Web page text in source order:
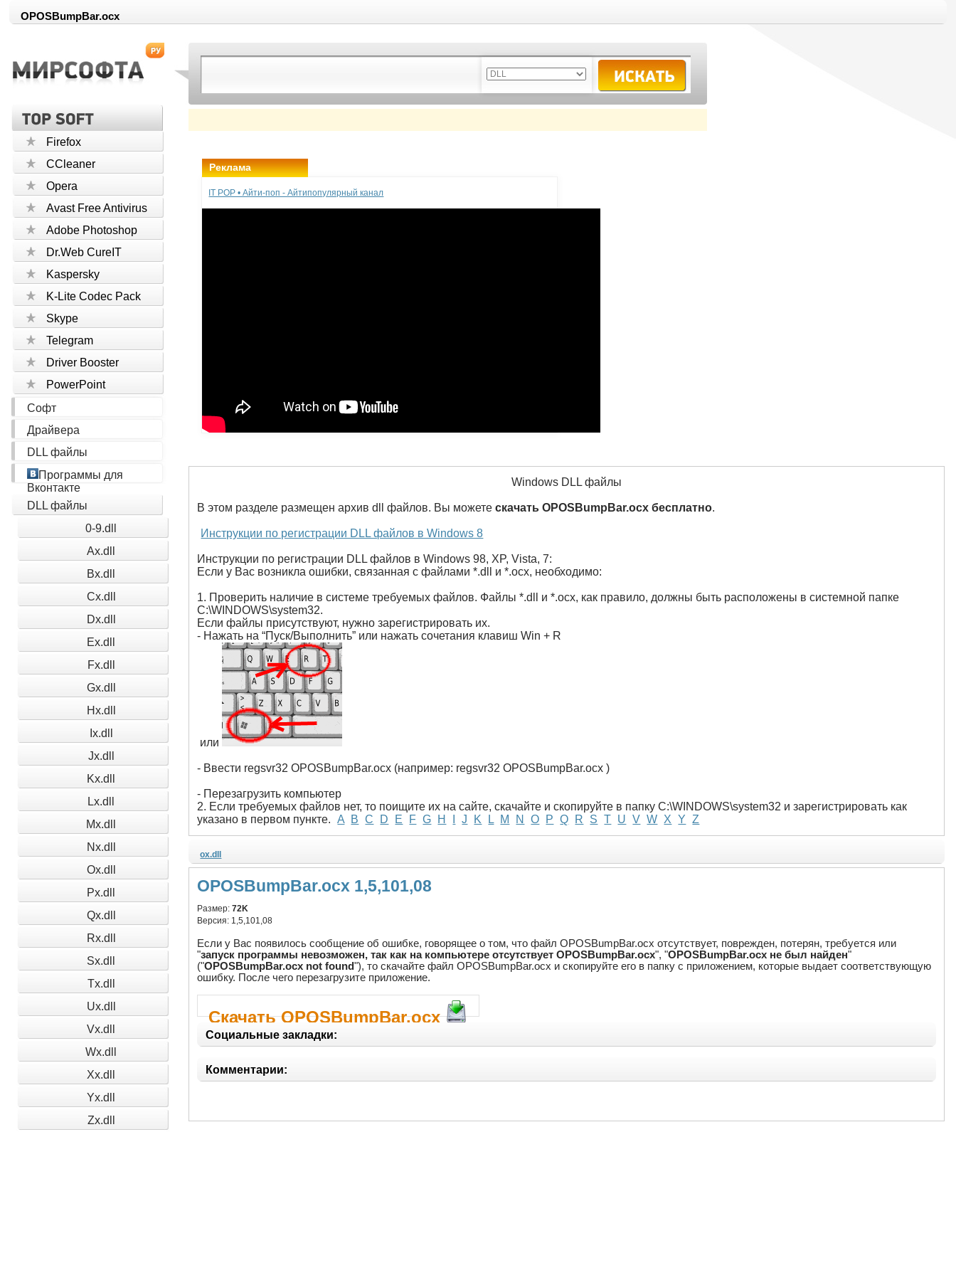
OPOSBumpBar.ocx
Firefox
CCleaner
Opera
Avast Free Antivirus
Adobe Photoshop
Dr.Web CureIT
Kaspersky
K-Lite Codec Pack
Skype
Telegram
Driver Booster
PowerPoint
Софт
Драйвера
DLL файлы
Программы для
Вконтакте
DLL файлы
0-9.dll
Ax.dll
Bx.dll
Cx.dll
Dx.dll
Ex.dll
Fx.dll
Gx.dll
Hx.dll
Ix.dll
Jx.dll
Kx.dll
Lx.dll
Mx.dll
Nx.dll
Ox.dll
Px.dll
Qx.dll
Rx.dll
Sx.dll
Tx.dll
Ux.dll
Vx.dll
Wx.dll
Xx.dll
Yx.dll
Zx.dll
Реклама
IT POP • Айти-поп - Айтипопулярный канал
Windows DLL файлы
В этом разделе размещен архив dll файлов. Вы можетескачать OPOSBumpBar.ocx бесплатно.
Инструкции по регистрации DLL файлов в Windows 8
Инструкции по регистрации DLL файлов в Windows 98, XP, Vista, 7:
Если у Вас возникла ошибки, связанная с файлами *.dll и *.ocx, необходимо:
1. Проверить наличие в системе требуемых файлов. Файлы *.dll и *.ocx, как правило, должны быть расположены в системной папке
C:\WINDOWS\system32.
Если файлы присутствуют, нужно зарегистрировать их.
- Нажать на “Пуск/Выполнить” или нажать сочетания клавиш Win + R
или
- Ввести regsvr32 OPOSBumpBar.ocx (например: regsvr32 OPOSBumpBar.ocx )
- Перезагрузить компьютер
2. Если требуемых файлов нет, то поищите их на сайте, скачайте и скопируйте в папку C:\WINDOWS\system32 и зарегистрировать как
указано в первом пункте.
A B C D E F G H J K L M N O P Q R S T U V W X Y Z
ox.dll
OPOSBumpBar.ocx 1,5,101,08
Размер:72K
Версия: 1,5,101,08
Если у Вас появилось сообщение об ошибке, говорящее о том, что файл OPOSBumpBar.ocx отсутствует, поврежден, потерян, требуется или
"запуск программы невозможен, так как на компьютере отсутствует OPOSBumpBar.ocx", "OPOSBumpBar.ocx не был найден"
("OPOSBumpBar.ocx not found"), то скачайте файл OPOSBumpBar.ocx и скопируйте его в папку с приложением, которые выдает соответствующую
ошибку. После чего перезагрузите приложение.
Скачать OPOSBumpBar.ocx
Социальные закладки:
Комментарии: